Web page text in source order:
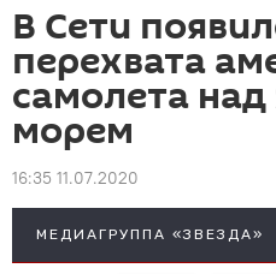
В Сети
перехвата
самолета
морем
16:35 11.07.2020